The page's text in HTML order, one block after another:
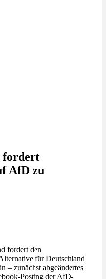
fordert
AfD zu
fordert den
für Deutschland
– zunächst abgeändertes
Posting der AfD-